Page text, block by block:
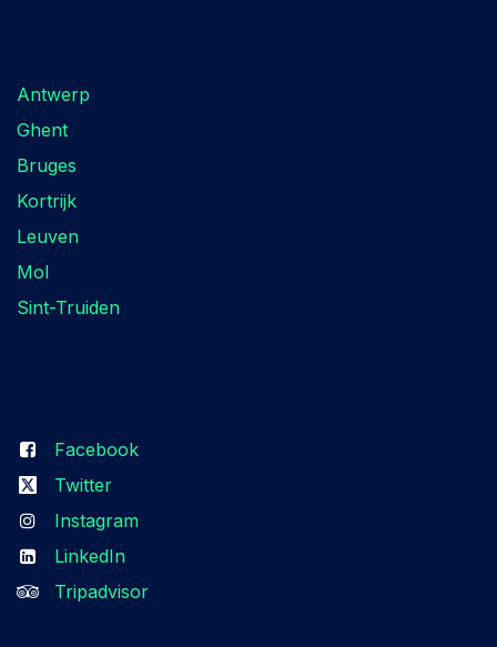
Antwerp
Ghent
Bruges
Kortrijk
Leuven
Mol
Sint-Truiden
Facebook
Twitter
Instagram
LinkedIn
Tripadvisor